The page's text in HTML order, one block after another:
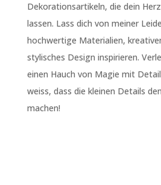
Dekorationsartikeln, die dein
lassen. Lass dich von meiner
hochwertige Materialien,
stylisches Design inspirieren.
einen Hauch von Magie mit
weiss, dass die kleinen Details
machen!